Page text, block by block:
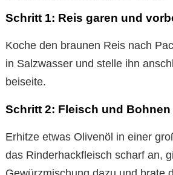
Schritt 1: Reis garen und
Koche den braunen Reis nach
in Salzwasser und stelle ihn
beiseite.
Schritt 2: Fleisch und Bohnen
Erhitze etwas Olivenöl in einer
das Rinderhackfleisch scharf an,